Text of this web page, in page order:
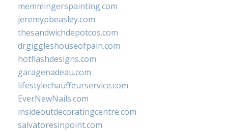
memmingerspainting.com
jeremypbeasley.com
thesandwichdepotcos.com
drgiggleshouseofpain.com
hotflashdesigns.com
garagenadeau.com
lifestylechauffeurservice.com
EverNewNails.com
insideoutdecoratingcentre.com
salvatoresinpoint.com